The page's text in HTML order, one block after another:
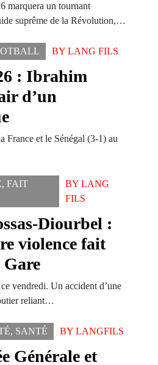
marquera un tournant
suprême de la Révolution,…
BYLANG FILS
: Ibrahim
d’un
France et le Sénégal (3-1) au
,FAIT
BYLANG
FILS
Diourbel :
violence fait
Gare
vendredi. Un accident d’une
reliant…
, SANTÉ BYLANGFILS
Générale et